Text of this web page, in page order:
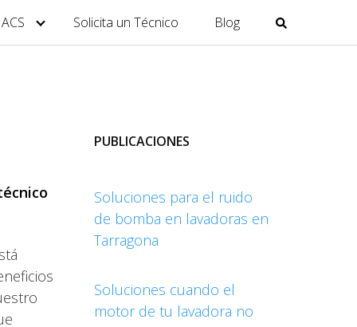
Solicita un Técnico Blog
PUBLICACIONES
Soluciones para el ruido
de bomba en lavadoras en
Tarragona
Soluciones cuando el
motor de tu lavadora no